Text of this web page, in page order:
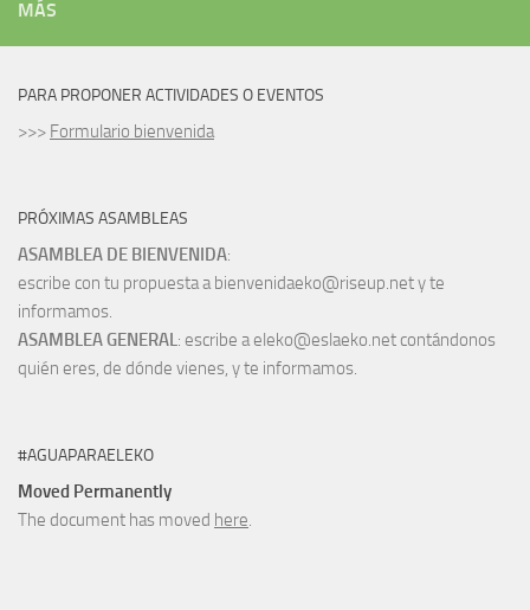
MÁS
PARA PROPONER ACTIVIDADES O EVENTOS
>>> Formulario bienvenida
PRÓXIMAS ASAMBLEAS
ASAMBLEA DE BIENVENIDA:
escribe con tu propuesta a bienvenidaeko@riseup.net y te
informamos.
ASAMBLEA GENERAL: escribe a eleko@eslaeko.net contándonos
quién eres, de dónde vienes, y te informamos.
#AGUAPARAELEKO
Moved Permanently
The document has moved here.